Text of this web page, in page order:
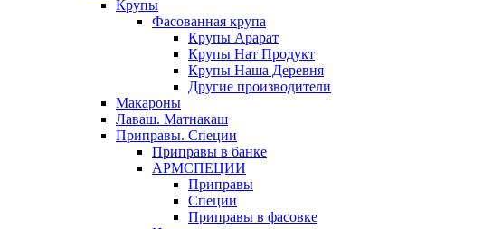
Крупы
Фасованная крупа
Крупы Арарат
Крупы Нат Продукт
Крупы Наша Деревня
Другие производители
Макароны
Лаваш. Матнакаш
Приправы. Специи
Приправы в банке
АРМСПЕЦИИ
Приправы
Специи
Приправы в фасовке